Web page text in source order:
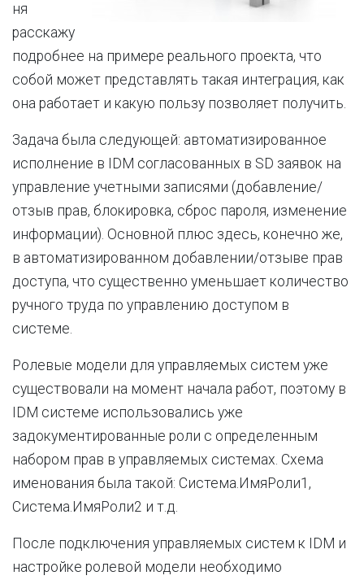
ня
расскажу
подробнее на примере реального проекта, что
собой может представлять такая интеграция, как
она работает и какую пользу позволяет получить.
Задача была следующей: автоматизированное
исполнение в IDM согласованных в SD заявок на
управление учетными записями (добавление/
отзыв прав, блокировка, сброс пароля, изменение
информации). Основной плюс здесь, конечно же,
в автоматизированном добавлении/отзыве прав
доступа, что существенно уменьшает количество
ручного труда по управлению доступом в
системе.
Ролевые модели для управляемых систем уже
существовали на момент начала работ, поэтому в
IDM системе использовались уже
задокументированные роли с определенным
набором прав в управляемых системах. Схема
именования была такой: Система.ИмяРоли1,
Система.ИмяРоли2 и т.д.
После подключения управляемых систем к IDM и
настройке ролевой модели необходимо